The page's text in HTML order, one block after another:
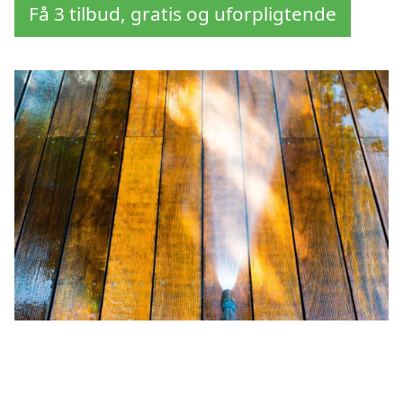
Få 3 tilbud, gratis og uforpligtende